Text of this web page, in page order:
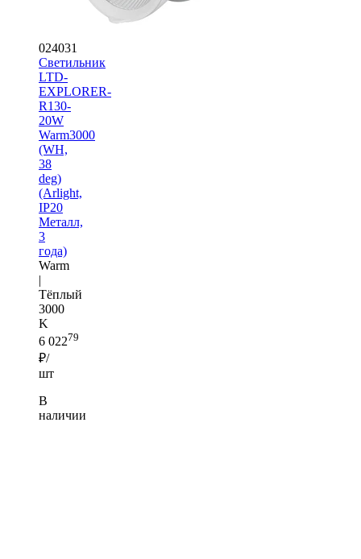
024031
Светильник
LTD-
EXPLORER-
R130-
20W
Warm3000
(WH,
38
deg)
(Arlight,
IP20
Металл,
3
года)
Warm
|
Тёплый
3000
K
6 02279
₽/
шт
В
наличии